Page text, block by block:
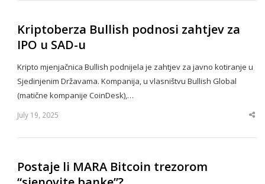
Kriptoberza Bullish podnosi zahtjev za
IPO u SAD-u
Kripto mjenjačnica Bullish podnijela je zahtjev za javno kotiranje u
Sjedinjenim Državama. Kompanija, u vlasništvu Bullish Global
(matične kompanije CoinDesk),…
July 19, 2025
Postaje li MARA Bitcoin trezorom